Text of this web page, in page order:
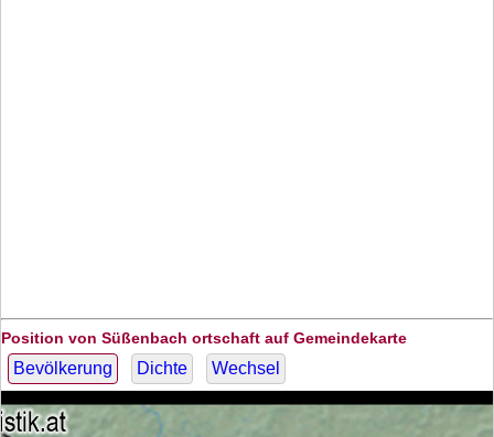
Position von Süßenbach ortschaft auf Gemeindekarte
Bevölkerung Dichte Wechsel